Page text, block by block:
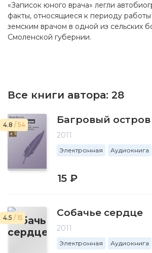
«Записок юного врача» легли
факты, относящиеся к периоду работы
земским врачом в одной из сельских
Смоленской губернии.
Все книги автора: 28
4.8 / 54 Багровый остров
2011
Электронная Аудиокнига
15 ₽
4.5 / 15 Собачье сердце
2011
Электронная Аудиокнига